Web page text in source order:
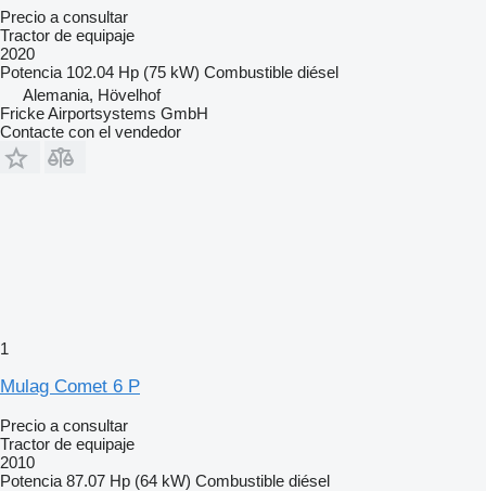
Precio a consultar
Tractor de equipaje
2020
Potencia 102.04 Hp (75 kW) Combustible diésel
Alemania, Hövelhof
Fricke Airportsystems GmbH
Contacte con el vendedor
1
Mulag Comet 6 P
Precio a consultar
Tractor de equipaje
2010
Potencia 87.07 Hp (64 kW) Combustible diésel